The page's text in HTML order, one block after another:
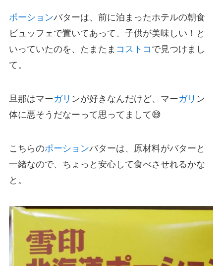
ポーションバターは、前に泊まったホテルの朝食
ビュッフェで置いてあって、子供が美味しい！と
いっていたのを、たまたま コストコ で見つけまし
て。
旦那はマーガリ ンが好きなんだけど、マーガリ ン
体に悪そうだなーって思ってまして😅
こちらのポーションバターは、原材料がバターと
一緒なので、ちょっと安心して食べさせれるかな
と。